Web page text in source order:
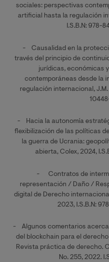
sociales: perspectivas
artificial hasta la regulación
I.S.B.N: 978-
- Causalidad en la
través del principio de
jurídicas, económicas
contemporáneas desde la
regulación internacional,
- Hacia la autonomía
flexibilización de las políticas
la guerra de Ucrania:
abierta, Colex, 2024,
- Contratos de
representación / Daño /
digital de Derecho
2023, I.S.B.N:
- Algunos comentarios acerca
del blockchain para el
Revista práctica de derecho.
No. 255, 2022.